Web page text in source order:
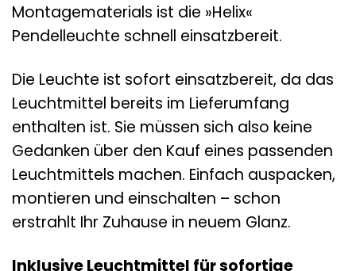
Montagematerials ist die »Helix«
Pendelleuchte schnell einsatzbereit.
Die Leuchte ist sofort einsatzbereit, da das
Leuchtmittel bereits im Lieferumfang
enthalten ist. Sie müssen sich also keine
Gedanken über den Kauf eines passenden
Leuchtmittels machen. Einfach auspacken,
montieren und einschalten – schon
erstrahlt Ihr Zuhause in neuem Glanz.
Inklusive Leuchtmittel für sofortige